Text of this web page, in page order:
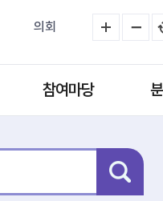
의회
참여마당